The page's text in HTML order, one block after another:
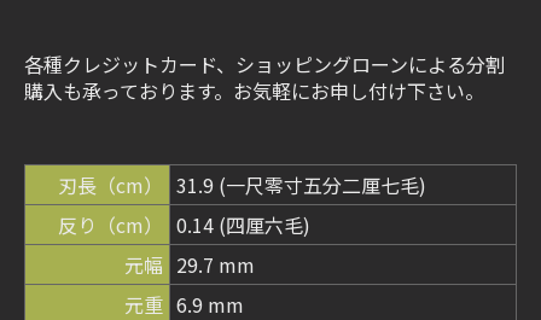
各種クレジットカード、ショッピングローンによる分割
購入も承っております。お気軽にお申し付け下さい。
刃長（cm）
31.9 (一尺零寸五分二厘七毛)
反り（cm）
0.14 (四厘六毛)
元幅 29.7 mm
元重 6.9 mm